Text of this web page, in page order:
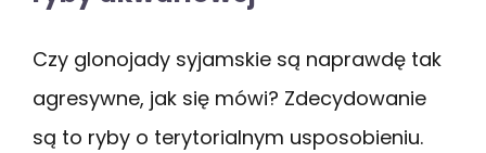
Czy glonojady syjamskie są naprawdę tak
agresywne, jak się mówi? Zdecydowanie
są to ryby o terytorialnym usposobieniu.